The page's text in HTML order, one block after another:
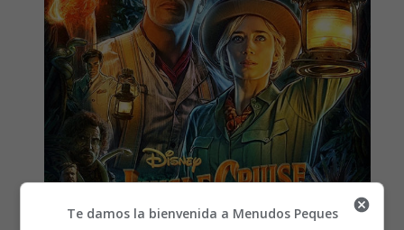
Te damos la bienvenida a Menudos Peques